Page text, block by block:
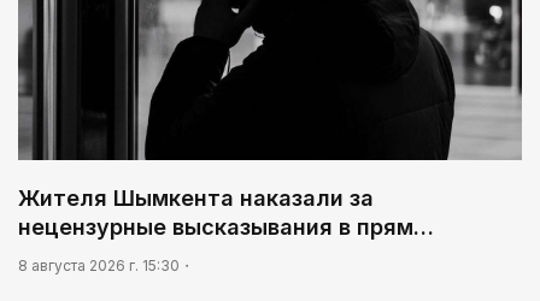
07:00
В столице реализуется проект «Школа
национального ремесла»
Человекоцентричность в действии
03:04
Мой Абай
Жителя Шымкента наказали за
нецензурные высказывания в прям…
8 августа 2026 г. 15:30